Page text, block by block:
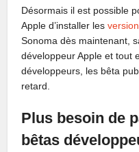
Désormais il est possible
Apple d’installer les
Sonoma dès maintenant,
développeur Apple et tout
développeurs, les bêta
retard.
Plus besoin de
bêtas